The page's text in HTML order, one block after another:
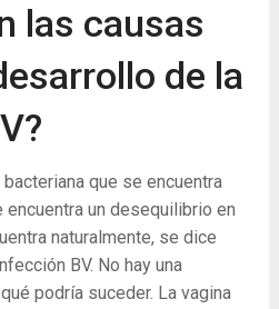
las causas
de la
que se encuentra
encuentra un desequilibrio en
naturalmente, se dice
BV. No hay una
podría suceder. La vagina